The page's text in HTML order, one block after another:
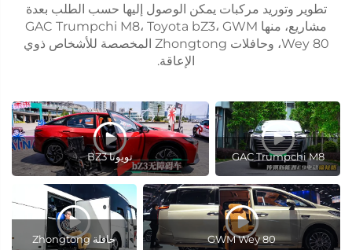
تطوير وتوريد مركبات يمكن الوصول إليها حسب الطلب بعدة
مشاريع، منها GAC Trumpchi M8، Toyota bZ3، GWM
Wey 80، وحافلات Zhongtong المخصصة للأشخاص ذوي
الإعاقة.
GAC Trumpchi M8 تويوتا BZ3
GWM Wey 80 حافلة Zhongtong